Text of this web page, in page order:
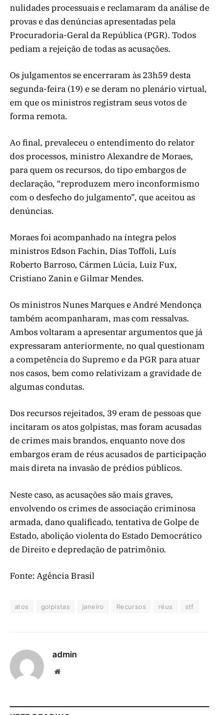
nulidades processuais e reclamaram da análise de
provas e das denúncias apresentadas pela
Procuradoria-Geral da República (PGR). Todos
pediam a rejeição de todas as acusações.
Os julgamentos se encerraram às 23h59 desta
segunda-feira (19) e se deram no plenário virtual,
em que os ministros registram seus votos de
forma remota.
Ao final, prevaleceu o entendimento do relator
dos processos, ministro Alexandre de Moraes,
para quem os recursos, do tipo embargos de
declaração, “reproduzem mero inconformismo
com o desfecho do julgamento”, que aceitou as
denúncias.
Moraes foi acompanhado na íntegra pelos
ministros Edson Fachin, Dias Toffoli, Luís
Roberto Barroso, Cármen Lúcia, Luiz Fux,
Cristiano Zanin e Gilmar Mendes.
Os ministros Nunes Marques e André Mendonça
também acompanharam, mas com ressalvas.
Ambos voltaram a apresentar argumentos que já
expressaram anteriormente, no qual questionam
a competência do Supremo e da PGR para atuar
nos casos, bem como relativizam a gravidade de
algumas condutas.
Dos recursos rejeitados, 39 eram de pessoas que
incitaram os atos golpistas, mas foram acusadas
de crimes mais brandos, enquanto nove dos
embargos eram de réus acusados de participação
mais direta na invasão de prédios públicos.
Neste caso, as acusações são mais graves,
envolvendo os crimes de associação criminosa
armada, dano qualificado, tentativa de Golpe de
Estado, abolição violenta do Estado Democrático
de Direito e depredação de patrimônio.
Fonte: Agência Brasil
atos golpistas janeiro Recursos réus stf
admin
Website